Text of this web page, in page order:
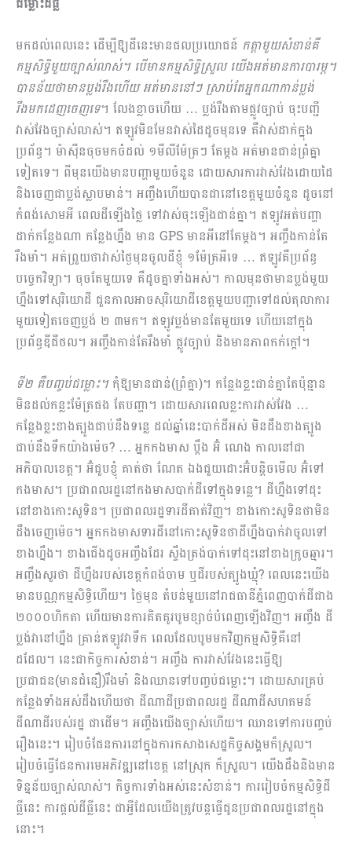
មកដល់ពេលនេះ ដើម្បីឱ្យដីនេះមានផលប្រយោជន៍ កត្តាមួយសំខាន់គឺ
កម្មសិទ្ធិមួយច្បាស់លាស់។ បើមានកម្មសិទ្ធិស្រួល យើងអត់មានការបារម្ភ។
បានន័យថាមានប្លង់រឹងហើយ អត់មាននៅៗ ស្រាប់តែអ្នកណាកាន់ប្លង់
រឹងមកដេញចេញទេ។ លែងខ្លាចហើយ … ប្លង់រឹងតាមផ្លូវច្បាប់ ចុះបញ្ជី
វាស់វែងច្បាស់លាស់។ ឥឡូវមិនមែនវាស់ដៃដូចមុនទេ​ គឺវាស់ដាក់ក្នុង
ប្រព័ន្ធ។ ម៉ាស៊ីនចុចមកចំដល់ ១មីលីម៉ែត្រៗ តែម្តង អត់មានជាន់ព្រំគ្នា
ទៀតទេ។ ពីមុនយើងមានបញ្ហាមួយចំនួន ដោយសារការវាស់វែងដោយដៃ
និងចេញជាប្លង់ស្លាបមាន់។ អញ្ចឹងហើយបានជានៅខេត្តមួយចំនួន ដូចនៅ
កំពង់សោមអី ពេលដីឡើងថ្លៃ ទៅវាស់ចុះឡើងជាន់គ្នា។ ឥឡូវអត់បញ្ហា
ដាក់កន្លែងណា កន្លែងហ្នឹង មាន GPS មានអីនៅតែម្តង។ អញ្ចឹងកាន់តែ
រឹងមាំ។ អត់ព្រួយថាវាស់ថ្ងៃមុនចូលដីខ្ញុំ ១ម៉ែត្រអីទេ … ឥឡូវគឺប្រព័ន្ធ
បច្ចេកវិទ្យា។ ចុចតែមួយទេ គឺដូចគ្នាទាំងអស់។ កាលមុនថាមានប្លង់មួយ
ហ្នឹងទៅសុរិយោដី ជួនកាលអាចសុរិយោដីខេត្តមួយបញ្ជាទៅដល់តុលាការ
មួយទៀតចេញប្លង់ ២ ៣មក។ ឥឡូវប្លង់មានតែមួយទេ ហើយនៅក្នុង
ប្រព័ន្ធឌីជីថល។ អញ្ចឹងកាន់តែរឹងមាំ ផ្លូវច្បាប់ និងមានភាពកក់ក្តៅ។
ទី២ គឺបញ្ចប់ជម្លោះ។កុំឱ្យមានជាន់(ព្រំគ្នា)។ កន្លែងខ្លះជាន់គ្នាតែប៉ុន្មាន
មិនដល់កន្លះម៉ែត្រផង តែបញ្ហា។ ដោយ​សារពេលខ្លះការវាស់វែង …
កន្លែងខ្លះខាងត្បូងជាប់នឹងទន្លេ ដល់ឆ្នាំនេះបាក់ដីអស់ មិនដឹងខាងត្បូង
ជាប់នឹងទឹកយ៉ាងម៉េច? … អ្នកកងមាស ប្តឹង អ៊ំ ណេង កាលនៅជា
អភិបាលខេត្ត។ អ៊ំជួបខ្ញុំ គាត់ថា ណែត ឯងជួយដោះអ៊ំបន្តិចមើល​ អ៊ំទៅ
កងមាស។ ប្រជាពលរដ្ឋនៅកងមាសបាក់ដីទៅក្នុងទន្លេ។ ដីហ្នឹងទៅដុះ
នៅខាងកោះសូទិន។ ប្រ​ជាពលរដ្ឋទារដីគាត់វិញ។ ខាងកោះសូទិនថាមិន
ដឹងចេញម៉េច។ អ្នកកងមាសទារដីនៅកោះសូទិនថាដីហ្នឹងបាក់វាចូលទៅ
ខាងហ្នឹង។ ខាងជើងដូចអញ្ចឹងដែរ ស្ទឹងត្រង់បាក់ទៅដុះនៅខាងក្រូចឆ្មារ។
អញ្ចឹងសួរថា ដីហ្នឹងរបស់ខេត្តកំពង់ចាម ឬដីរបស់ត្បូងឃ្មុំ? ពេលនេះយើង
មានបណ្ណកម្មសិទ្ធិហើយ។ ថ្ងៃមុន តំបន់មួយនៅរាជធានីភ្នំពេញបាក់ដីជាង​
២០០០ហិកតា ហើយមានការគិតគូរបូមខ្សាច់បំពេញឡើងវិញ។ អញ្ចឹង ដី
ប្លង់វានៅហ្នឹង គ្រាន់ឥឡូវវាទឹក ពេលដែលបូមមកវិញកម្មសិទ្ធិគឺនៅ
ដដែល។ នេះជាកិច្ចការសំខាន់។ អញ្ចឹង ការវាស់វែងនេះធ្វើឱ្យ
ប្រជាជន(មានជំនឿ)រឹងមាំ និងឈានទៅបញ្ចប់ជម្លោះ។ ដោយសារគ្រប់
កន្លែងទាំងអស់ដឹងហើយថា ដីណាដីប្រជាពលរដ្ឋ ដីណាដីសហគមន៍
ដីណាដីរបស់រដ្ឋ ជាដើម។​ អញ្ចឹងយើងច្បាស់ហើយ។ ឈានទៅការបញ្ចប់
រឿងនេះ។ រៀបចំផែនការនៅក្នុងការកសាងសេដ្ឋកិច្ចសង្គមក៏ស្រួល។
រៀបចំធ្វើផែនការមេអភិវឌ្ឍនៅខេត្ត នៅស្រុក ក៏ស្រួល។ យើងដឹងនិងមាន
ទិន្នន័យច្បាស់លាស់។ កិច្ចការទាំងអស់នេះសំខាន់។ ការរៀបចំកម្មសិទ្ធិដី
ធ្លីនេះ ការផ្តល់ដីធ្លីនេះ ជាអ្វីដែលយើងត្រូវបន្តធ្វើជូនប្រជាពលរដ្ឋនៅក្នុង
នោះ។